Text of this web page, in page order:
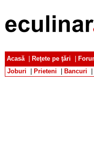
Acasă| Reţete pe ţări
Joburi
Prieteni Bancuri